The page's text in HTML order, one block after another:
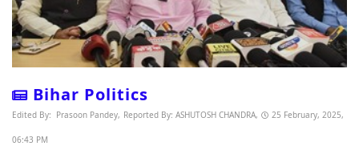
Bihar Politics
Edited By: Prasoon Pandey, Reported By: ASHUTOSH CHANDRA, 25 February, 2025,
06:43 PM